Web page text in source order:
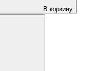
В корзину